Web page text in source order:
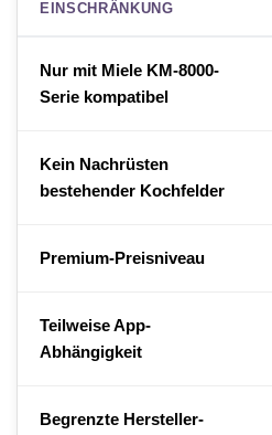
EINSCHRÄNKUNG
Nur mit Miele KM-8000-
Serie kompatibel
Kein Nachrüsten
bestehender Kochfelder
Premium-Preisniveau
Teilweise App-
Abhängigkeit
Begrenzte Hersteller-